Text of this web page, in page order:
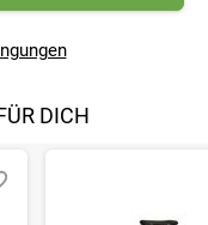
DICH